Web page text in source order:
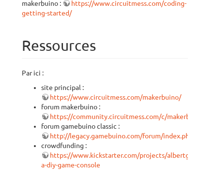
makerbuino :
https://www.circuitmess.com/coding-
getting-started/
Ressources
Par ici :
site principal :
https://www.circuitmess.com/makerbuino/
forum makerbuino :
https://community.circuitmess.com/c/makerbuino/
forum gamebuino classic :
http://legacy.gamebuino.com/forum/index.php
crowdfunding :
https://www.kickstarter.com/projects/albertgajsak/
a-diy-game-console